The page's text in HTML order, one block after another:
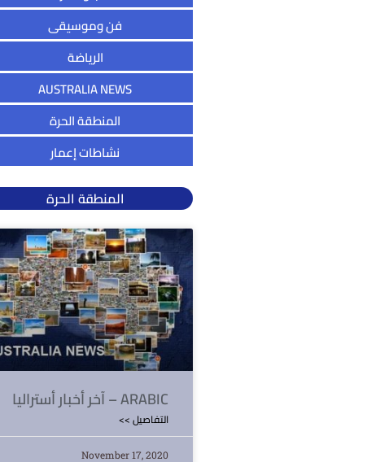
فن وموسيقى
الرياضة
AUSTRALIA NEWS
المنطقة الحرة
نشاطات إعمار
المنطقة الحرة
آخر أخبار أستراليا – ARABIC
<< التفاصيل
November 17, 2020